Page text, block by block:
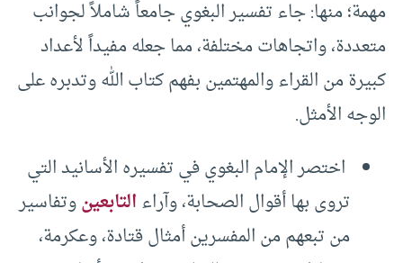
مهمة؛ منها: جاء تفسير البغوي جامعاً شاملاً لجوانب
متعددة، واتجاهات مختلفة، مما جعله مفيداً لأعداد
كبيرة من القراء والمهتمين بفهم كتاب الله وتدبره على
الوجه الأمثل.
اختصر الإمام البغوي في تفسيره الأسانيد التي
تروى بها أقوال الصحابة، وآراءالتابعينوتفاسير
من تبعهم من المفسرين أمثال قتادة، وعكرمة،